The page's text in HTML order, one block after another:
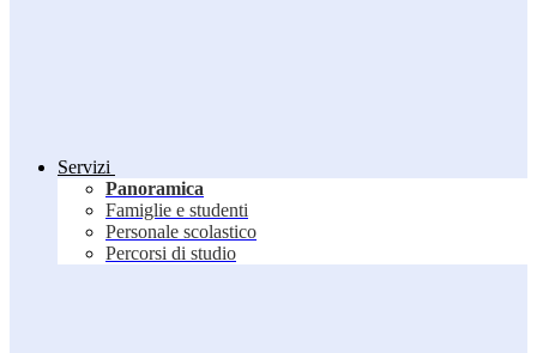
Servizi
Panoramica
Famiglie e studenti
Personale scolastico
Percorsi di studio